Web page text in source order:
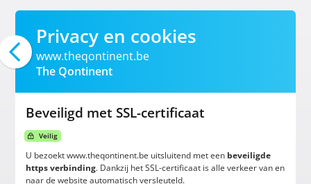
Privacy en cookies
www.theqontinent.be
The Qontinent
Beveiligd met SSL-certificaat
Veilig
U bezoekt www.theqontinent.be uitsluitend met een beveiligde
https verbinding. Dankzij het SSL-certificaat is alle verkeer van en
naar de website automatisch versleuteld.